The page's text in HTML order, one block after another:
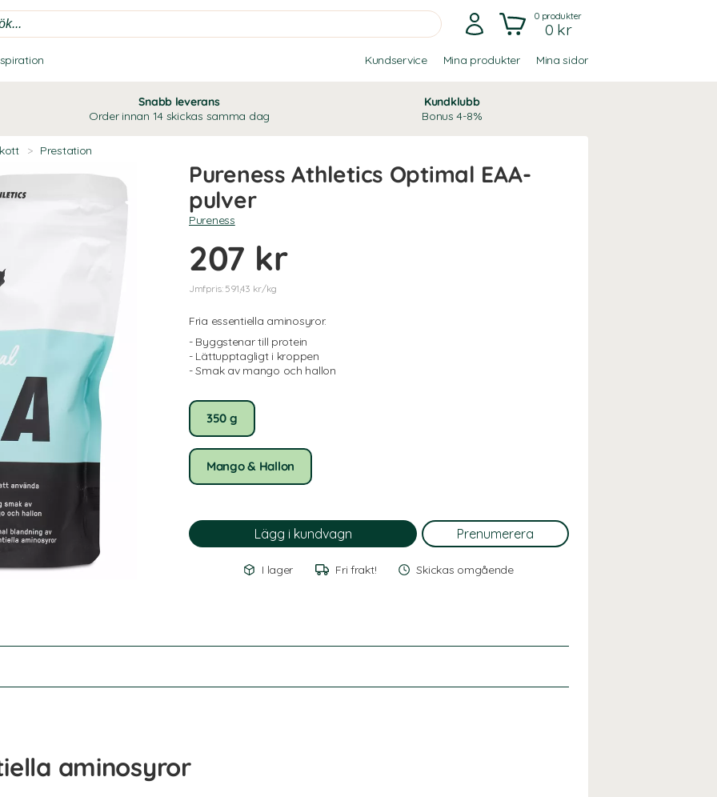
0produkter
0 kr
Kundservice Mina produkter Mina sidor
Snabb leverans
Order innan 14 skickas samma dag
Kundklubb
Bonus 4-8%
> Prestation
Pureness Athletics Optimal EAA-
pulver
Pureness
207 kr
Jmfpris: 591,43 kr/kg
Fria essentiella aminosyror.
- Byggstenar till protein
- Lättupptagligt i kroppen
- Smak av mango och hallon
350 g
Mango & Hallon
I lager Fri frakt! Skickas omgående
aminosyror